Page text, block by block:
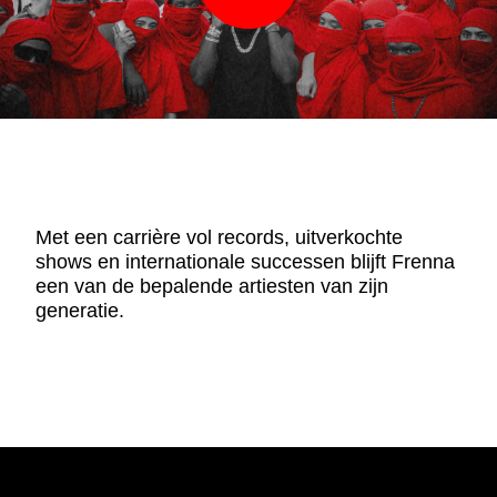
Met een carrière vol records, uitverkochte
shows en internationale successen blijft Frenna
een van de bepalende artiesten van zijn
generatie.